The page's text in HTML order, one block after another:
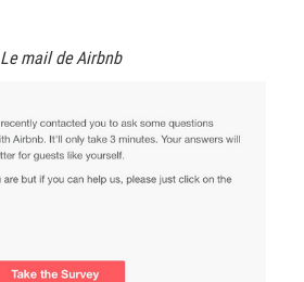
Le mail de Airbnb